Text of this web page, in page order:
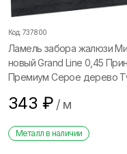
Код: 737800
Ламель забора жалюзи
новый Grand Line 0,45
Премиум Серое дерево
343 ₽ / м
Металл в наличии